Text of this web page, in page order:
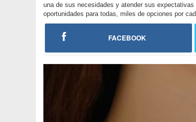
una de sus necesidades y atender sus
oportunidades para todas, miles de opciones por
FACEBOOK